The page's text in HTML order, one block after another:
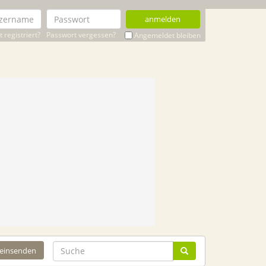
anmelden
registriert? Passwort vergessen? Angemeldet bleiben